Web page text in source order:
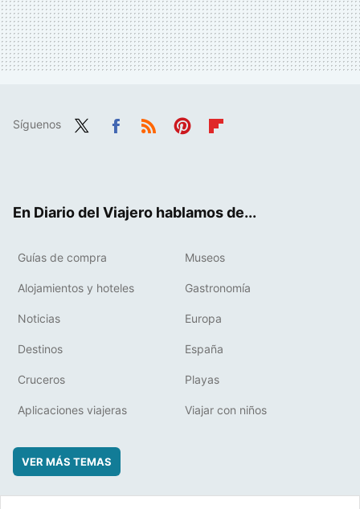
Síguenos
En Diario del Viajero hablamos de...
Guías de compra Museos
Alojamientos y hoteles Gastronomía
Noticias Europa
Destinos España
Cruceros Playas
Aplicaciones viajeras Viajar con niños
VER MÁS TEMAS